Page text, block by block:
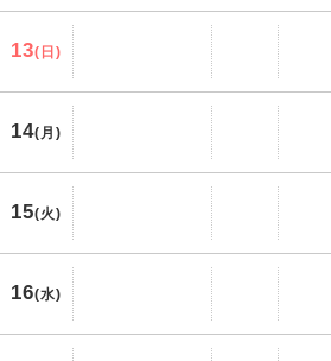
13(日)
14(月)
15(火)
16(水)